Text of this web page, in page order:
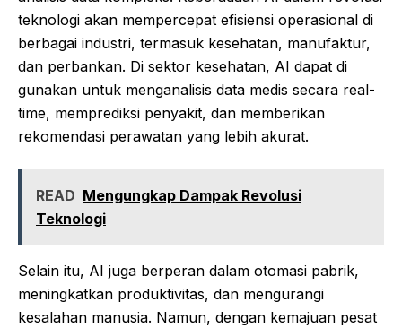
teknologi akan mempercepat efisiensi operasional di
berbagai industri, termasuk kesehatan, manufaktur,
dan perbankan. Di sektor kesehatan, AI dapat di
gunakan untuk menganalisis data medis secara real-
time, memprediksi penyakit, dan memberikan
rekomendasi perawatan yang lebih akurat.
READ Mengungkap Dampak Revolusi
Teknologi
Selain itu, AI juga berperan dalam otomasi pabrik,
meningkatkan produktivitas, dan mengurangi
kesalahan manusia. Namun, dengan kemajuan pesat